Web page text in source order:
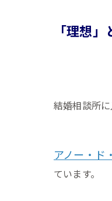
「理想」
結婚相談所
アノー・ド
ています。